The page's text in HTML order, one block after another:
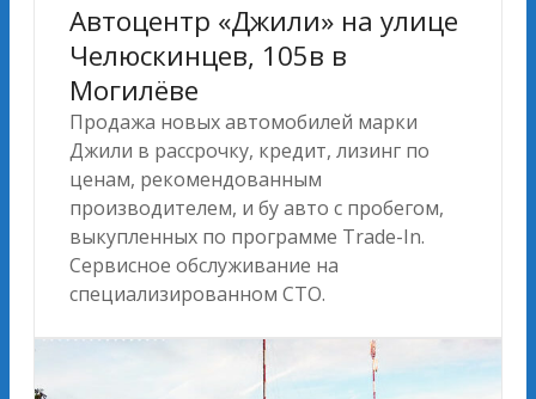
Автоцентр «Джили» на улице
Челюскинцев, 105в в
Могилёве
Продажа новых автомобилей марки
Джили в рассрочку, кредит, лизинг по
ценам, рекомендованным
производителем, и бу авто с пробегом,
выкупленных по программе Trade-In.
Сервисное обслуживание на
специализированном СТО.